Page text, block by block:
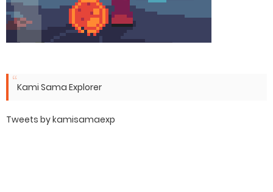
Kami Sama Explorer
Tweets by kamisamaexp